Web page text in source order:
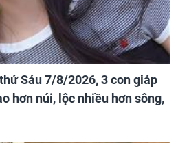
Sáu 7/8/2026, 3 con giáp
hơn núi, lộc nhiều hơn sông,